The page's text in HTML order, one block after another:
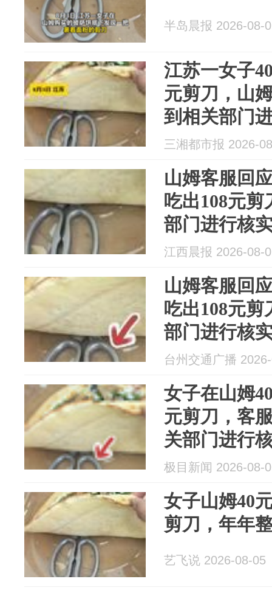
半岛晨报 2026-08-
江苏一女子
元剪刀，山
到相关部门
三湘都市报 2026-
山姆客服回
吃出108元剪
部门进行核
江西晨报 2026-08-
山姆客服回
吃出108元剪
部门进行核
台州交通广播
女子在山姆
元剪刀，客
关部门进行
极目新闻 2026-08-
女子山姆40
剪刀，年年
艺飞说 2026-08-05